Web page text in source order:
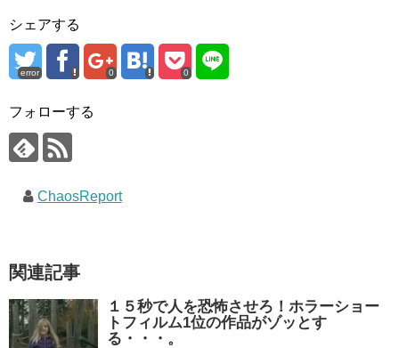
シェアする
error 0 0
フォローする
ChaosReport
関連記事
１５秒で人を恐怖させろ！ホラーショー
トフィルム1位の作品がゾッとす
る・・・。